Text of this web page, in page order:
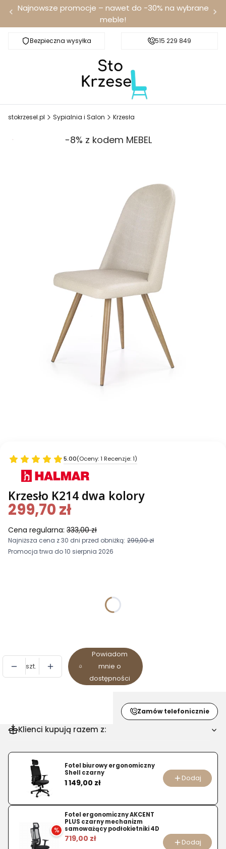
Najnowsze promocje – nawet do -30% na wybrane
meble!
Bezpieczna wysyłka Darmowa dostawa od 100 zł
515 229 849
stokrzesel.pl Sypialnia i Salon Krzesła
Promocja -8% z kodem MEBEL
5.00(Oceny: 1 Recenzje: 1)
Krzesło K214 dwa kolory
299,70 zł
Cena regularna: 333,00 zł
Najniższa cena z 30 dni przed obniżką: 299,00 zł
Promocja trwa do 10 sierpnia 2026
szt.
Powiadom
mnie o
dostępności
Zamów telefonicznie
Klienci kupują razem z:
Fotel biurowy ergonomiczny
Shell czarny
Cena
1 149,00 zł Dodaj
%
Fotel ergonomiczny AKCENT
PLUS czarny mechanizm
samoważący podłokietniki 4D
719,00 zł
Dodaj